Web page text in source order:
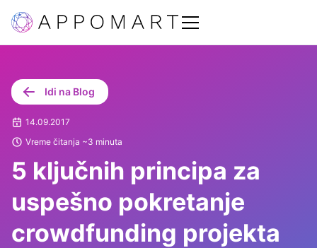
Idi na Blog
14.09.2017
Vreme čitanja ~3 minuta
5 ključnih principa za
uspešno pokretanje
crowdfunding projekta